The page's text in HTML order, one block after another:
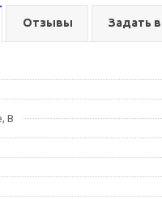
Отзывы Задать
В